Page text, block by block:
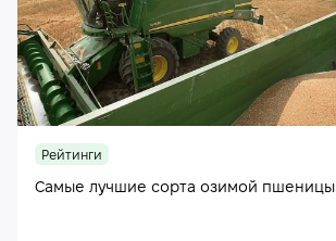
Рейтинги
Самые лучшие сорта озимой пшеницы